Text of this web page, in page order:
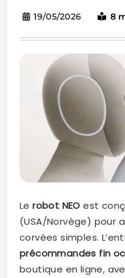
19/05/2026 8
Lerobot NEO est
(USA/Norvège) pour
corvées simples.
précommandes fin
boutique en ligne,